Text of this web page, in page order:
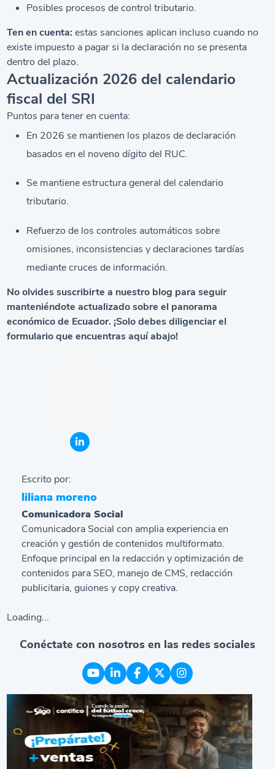
Posibles procesos de control tributario.
Ten en cuenta: estas sanciones aplican incluso cuando no
existe impuesto a pagar si la declaración no se presenta
dentro del plazo.
Actualización 2026 del calendario
fiscal del SRI
Puntos para tener en cuenta:
En 2026 se mantienen los plazos de declaración
basados en el noveno dígito del RUC.
Se mantiene estructura general del calendario
tributario.
Refuerzo de los controles automáticos sobre
omisiones, inconsistencias y declaraciones tardías
mediante cruces de información.
No olvides suscribirte a nuestro blog para seguir
manteniéndote actualizado sobre el panorama
económico de Ecuador. ¡Solo debes diligenciar el
formulario que encuentras aquí abajo!
Escrito por:
liliana moreno
Comunicadora Social
Comunicadora Social con amplia experiencia en
creación y gestión de contenidos multiformato.
Enfoque principal en la redacción y optimización de
contenidos para SEO, manejo de CMS, redacción
publicitaria, guiones y copy creativa.
Loading...
Conéctate con nosotros en las redes sociales